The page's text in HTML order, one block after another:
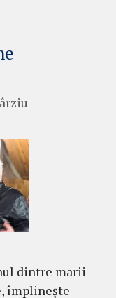
dintre marii
împlinește